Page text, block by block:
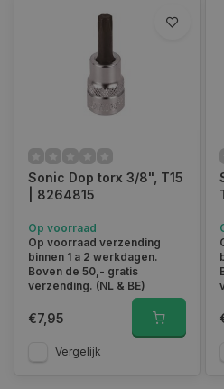
Sonic Dop torx 3/8", T15
| 8264815
Op voorraad
Op voorraad verzending
binnen 1 a 2 werkdagen.
Boven de 50,- gratis
verzending. (NL & BE)
€7,95
Vergelijk
gebruikersaanmelding en
website kan niet goed
strikt noodzakelijke cookies.
Naam
COOKIELAW_STATS
session_id